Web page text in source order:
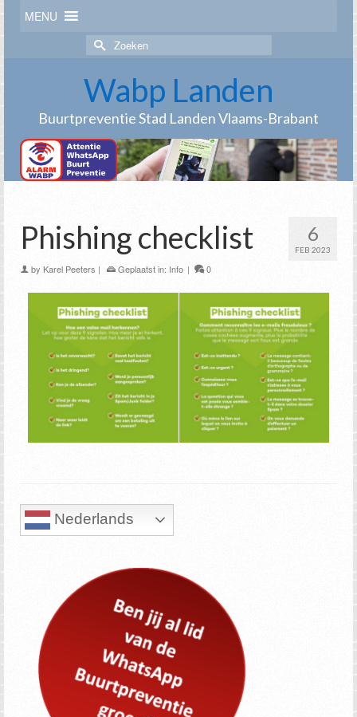
MENU
Zoek
naar:
Wabp Landen
Buurtpreventie Stad Landen Vlaams-Brabant
6
FEB 2023
Phishing checklist
by Karel Peeters | Geplaatst in: Info | 0
Nederlands